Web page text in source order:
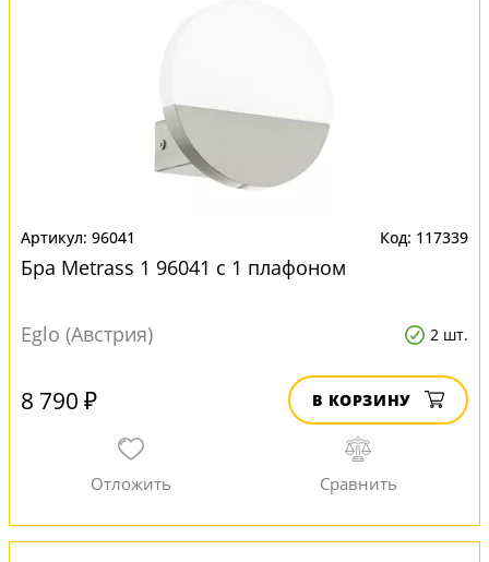
96041 117339
Бра Metrass 1 96041 с 1 плафоном
Eglo (Австрия) 2 шт.
8 790 ₽ В КОРЗИНУ